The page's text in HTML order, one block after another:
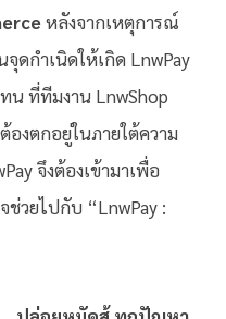
หลังจากเหตุการณ์
ดกำเนิดให้เกิด LnwPay
ทน ที่ทีมงาน LnwShop
องตกอยู่ในภายใต้ความ
จึงต้องเข้ามาเพื่อ
ช่วยไปกับ “LnwPay :